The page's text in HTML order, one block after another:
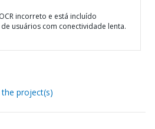
incorreto e está incluído
usuários com conectividade lenta.
project(s)